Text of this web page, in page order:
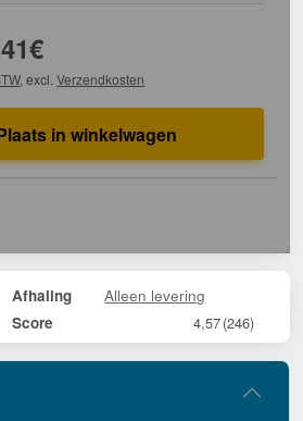
€
, excl.Verzendkosten
in winkelwagen
Afhaling Alleen levering
Score 4,57(246)